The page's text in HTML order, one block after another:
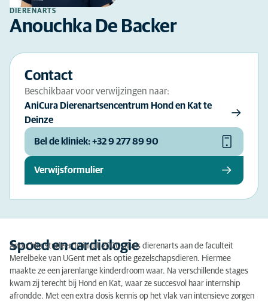
DIERENARTS
Anouchka De Backer
Contact
Beschikbaar voor verwijzingen naar:
AniCura Dierenartsencentrum Hond en Kat te
Deinze
Bel de kliniek: +32 9 277 89 90
Verwijsformulier
Spoed en cardiologie
Anouchka studeerde in juli 2020 af als dierenarts aan de faculteit
Merelbeke van UGent met als optie gezelschapsdieren. Hiermee
maakte ze een jarenlange kinderdroom waar. Na verschillende stages
kwam zij terecht bij Hond en Kat, waar ze succesvol haar internship
afrondde. Met een extra dosis kennis op het vlak van intensieve zorgen